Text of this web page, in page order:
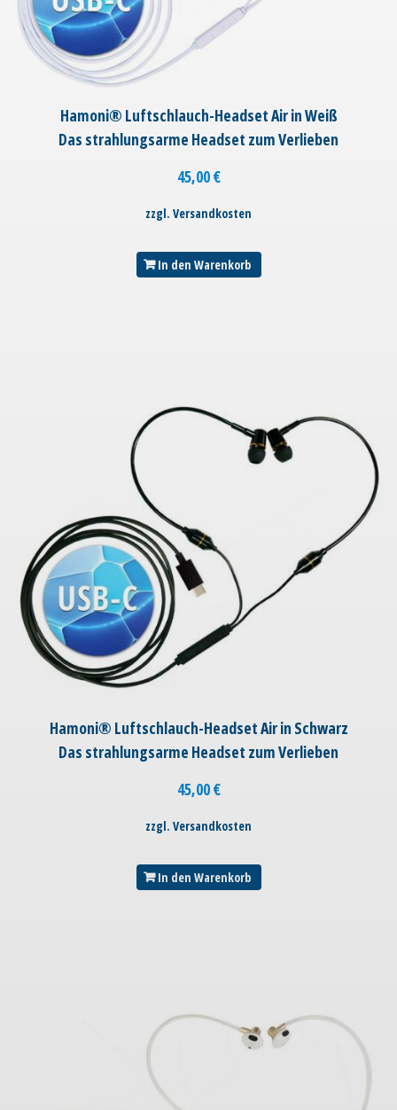
Hamoni® Luftschlauch-Headset Air in Weiß
Das strahlungsarme Headset zum Verlieben
45,00€
zzgl. Versandkosten
In den Warenkorb
Hamoni® Luftschlauch-Headset Air in Schwarz
Das strahlungsarme Headset zum Verlieben
45,00€
zzgl. Versandkosten
In den Warenkorb